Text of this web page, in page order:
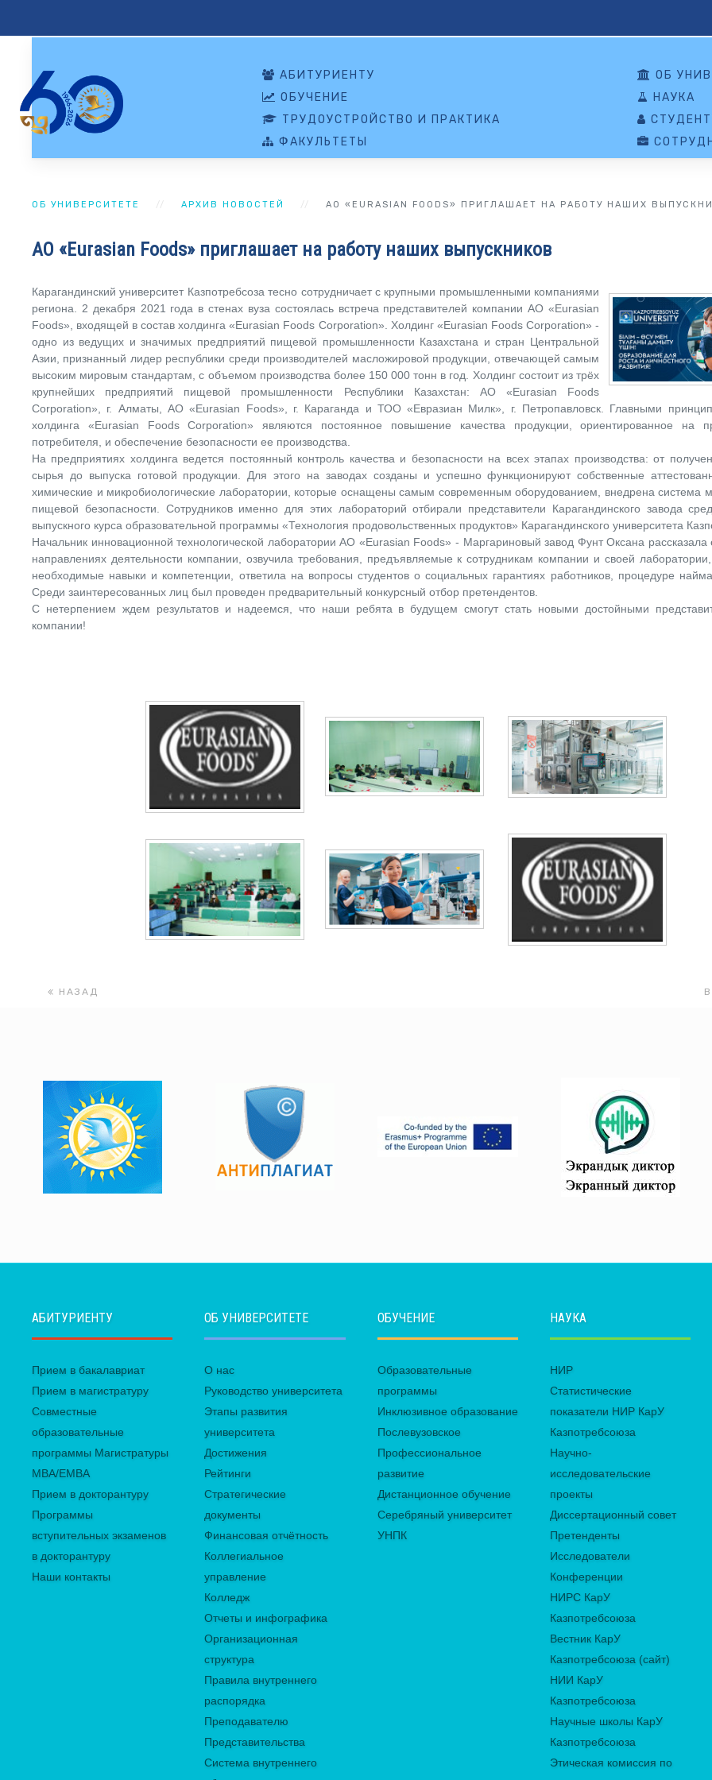
АБИТУРИЕНТУ
ОБ
ОБУЧЕНИЕ
НАУКА
ТРУДОУСТРОЙСТВО И ПРАКТИКА
ФАКУЛЬТЕТЫ
ОБ УНИВЕРСИТЕТЕ АРХИВ НОВОСТЕЙ АО «EURASIAN FOODS» ПРИГЛАШАЕТ НА РАБОТУ НАШИХ
АО «Eurasian Foods» приглашает на работу наших выпускников
Карагандинский университет Казпотребсоза тесно сотрудничает с крупными промышленными компаниями
региона. 2 декабря 2021 года в стенах вуза состоялась встреча представителей компании АО «Eurasian
Foods», входящей в состав холдинга «Eurasian Foods Corporation». Холдинг «Eurasian Foods Corporation» -
одно из ведущих и значимых предприятий пищевой промышленности Казахстана и стран Центральной
Азии, признанный лидер республики среди производителей масложировой продукции, отвечающей самым
высоким мировым стандартам, с объемом производства более 150 000 тонн в год. Холдинг состоит из трёх
крупнейших предприятий пищевой промышленности Республики Казахстан: АО «Eurasian Foods
Corporation», г. Алматы, АО «Eurasian Foods», г. Караганда и ТОО «Евразиан Милк», г. Петропавловск. Главными
холдинга «Eurasian Foods Corporation» являются постоянное повышение качества продукции, ориентированное на
потребителя, и обеспечение безопасности ее производства.
На предприятиях холдинга ведется постоянный контроль качества и безопасности на всех этапах производства: от
сырья до выпуска готовой продукции. Для этого на заводах созданы и успешно функционируют собственные
химические и микробиологические лаборатории, которые оснащены самым современным оборудованием, внедрена система
пищевой безопасности. Сотрудников именно для этих лабораторий отбирали представители Карагандинского завода
выпускного курса образовательной программы «Технология продовольственных продуктов» Карагандинского университета
Начальник инновационной технологической лаборатории АО «Eurasian Foods» - Маргариновый завод Фунт Оксана рассказала
направлениях деятельности компании, озвучила требования, предъявляемые к сотрудникам компании и своей
необходимые навыки и компетенции, ответила на вопросы студентов о социальных гарантиях работников, процедуре
Среди заинтересованных лиц был проведен предварительный конкурсный отбор претендентов.
С нетерпением ждем результатов и надеемся, что наши ребята в будущем смогут стать новыми достойными
компании!
НАЗАД
АБИТУРИЕНТУ
Прием в бакалавриат
Прием в магистратуру
Совместные
образовательные
программы Магистратуры
MBA/EMBA
Прием в докторантуру
Программы
вступительных экзаменов
в докторантуру
Наши контакты
ОБ УНИВЕРСИТЕТЕ
О нас
Руководство университета
Этапы развития
университета
Достижения
Рейтинги
Стратегические
документы
Финансовая отчётность
Коллегиальное
управление
Колледж
Отчеты и инфографика
Организационная
структура
Правила внутреннего
распорядка
Преподавателю
Представительства
Система внутреннего
ОБУЧЕНИЕ
Образовательные
программы
Инклюзивное образование
Послевузовское
Профессиональное
развитие
Дистанционное обучение
Серебряный университет
УНПК
НАУКА
НИР
Статистические
показатели НИР КарУ
Казпотребсоюза
Научно-
исследовательские
проекты
Диссертационный совет
Претенденты
Исследователи
Конференции
НИРС КарУ
Казпотребсоюза
Вестник КарУ
Казпотребсоюза (сайт)
НИИ КарУ
Казпотребсоюза
Научные школы КарУ
Казпотребсоюза
Этическая комиссия по